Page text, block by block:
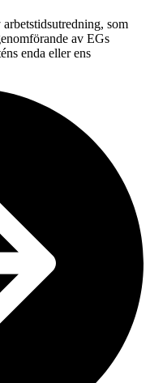
som
av EGs
enda eller ens